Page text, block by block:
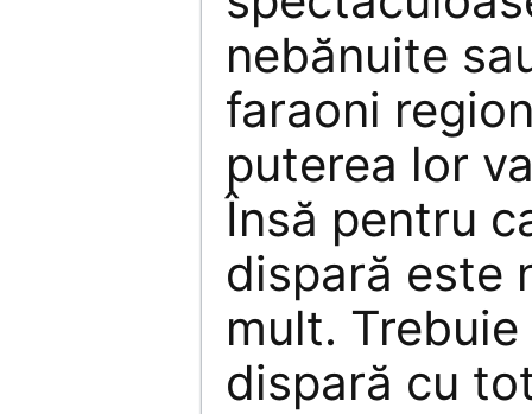
nebănuite
faraoni
puterea lor
Însă pentru
dispară este
mult.
dispară cu